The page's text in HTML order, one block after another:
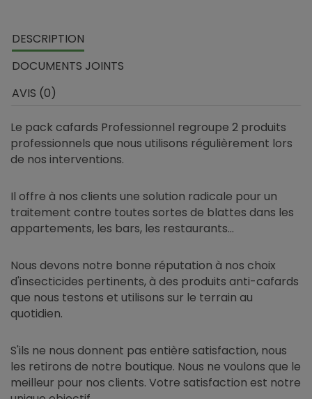
DESCRIPTION
DOCUMENTS JOINTS
AVIS (0)
Le pack cafards Professionnel regroupe 2 produits
professionnels que nous utilisons régulièrement lors
de nos interventions.
Il offre à nos clients une solution radicale pour un
traitement contre toutes sortes de blattes dans les
appartements, les bars, les restaurants...
Nous devons notre bonne réputation à nos choix
d'insecticides pertinents, à des produits anti-cafards
que nous testons et utilisons sur le terrain au
quotidien.
S'ils ne nous donnent pas entière satisfaction, nous
les retirons de notre boutique. Nous ne voulons que le
meilleur pour nos clients. Votre satisfaction est notre